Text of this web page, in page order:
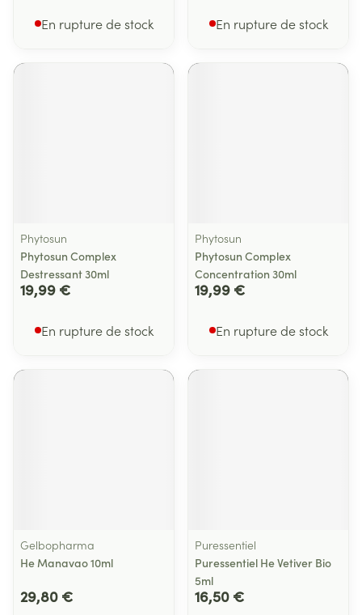
En rupture de stock En rupture de stock
Phytosun
Phytosun Complex
Destressant 30ml
19,99 €
En rupture de stock
Phytosun
Phytosun Complex
Concentration 30ml
19,99 €
En rupture de stock
Gelbopharma
He Manavao 10ml
29,80 €
Puressentiel
Puressentiel He Vetiver Bio
5ml
16,50 €